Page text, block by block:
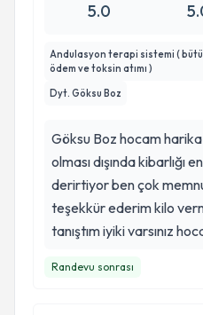
5.0
Andulasyon terapi sistemi (
ödem ve toksin atımı )
Dyt. Göksu Boz
Göksu Boz hocam harika biri alanında uzman
olması dışında kibarlığı enerjisi insana iyiki
derirtiyor ben çok memnun kaldım kendisine
teşekkür ederim kilo
tanıştım iyiki varsınız
Randevu sonrası